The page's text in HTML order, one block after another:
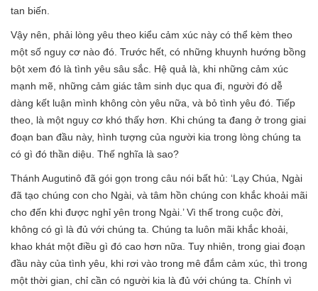
tan biến.
Vậy nên, phải lòng yêu theo kiểu cảm xúc này có thể kèm theo
một số nguy cơ nào đó. Trước hết, có những khuynh hướng bồng
bột xem đó là tình yêu sâu sắc. Hệ quả là, khi những cảm xúc
mạnh mẽ, những cảm giác tâm sinh dục qua đi, người đó dễ
dàng kết luận mình không còn yêu nữa, và bỏ tình yêu đó. Tiếp
theo, là một nguy cơ khó thấy hơn. Khi chúng ta đang ở trong giai
đoạn ban đầu này, hình tượng của người kia trong lòng chúng ta
có gì đó thần diệu. Thế nghĩa là sao?
Thánh Augutinô đã gói gọn trong câu nói bất hủ: ‘Lạy Chúa, Ngài
đã tạo chúng con cho Ngài, và tâm hồn chúng con khắc khoải mãi
cho đến khi được nghỉ yên trong Ngài.’ Vì thế trong cuộc đời,
không có gì là đủ với chúng ta. Chúng ta luôn mãi khắc khoải,
khao khát một điều gì đó cao hơn nữa. Tuy nhiên, trong giai đoạn
đầu này của tình yêu, khi rơi vào trong mê đắm cảm xúc, thì trong
một thời gian, chỉ cần có người kia là đủ với chúng ta. Chính vì